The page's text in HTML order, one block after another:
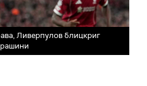
Ливерпулов блицкриг